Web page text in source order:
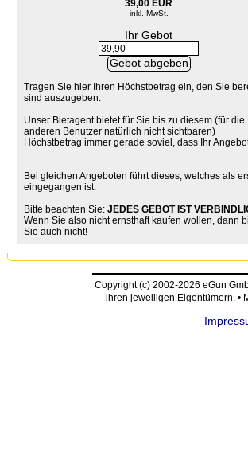
39,00 EUR
inkl. MwSt.
Ihr Gebot
Tragen Sie hier Ihren Höchstbetrag ein, den Sie
sind auszugeben.
Unser Bietagent bietet für Sie bis zu diesem (für die
anderen Benutzer natürlich nicht sichtbaren)
Höchstbetrag immer gerade soviel, dass Ihr
Bei gleichen Angeboten führt dieses, welches als
eingegangen ist.
Bitte beachten Sie: JEDES GEBOT IST
Wenn Sie also nicht ernsthaft kaufen wollen, dann
Sie auch nicht!
Copyright (c) 2002-2026 eGun
ihren jeweiligen Eigentümern. •